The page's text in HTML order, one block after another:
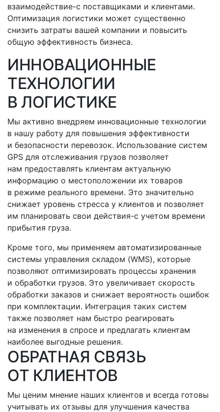
взаимодействие-с поставщиками и клиентами.
Оптимизация логистики может существенно
снизить затраты вашей компании и повысить
общую эффективность бизнеса.
ИННОВАЦИОННЫЕ
ТЕХНОЛОГИИ
В ЛОГИСТИКЕ
Мы активно внедряем инновационные технологии
в нашу работу для повышения эффективности
и безопасности перевозок. Использование систем
GPS для отслеживания грузов позволяет
нам предоставлять клиентам актуальную
информацию о местоположении их товаров
в режиме реального времени. Это значительно
снижает уровень стресса у клиентов и позволяет
им планировать свои действия-с учетом времени
прибытия груза.
Кроме того, мы применяем автоматизированные
системы управления складом (WMS), которые
позволяют оптимизировать процессы хранения
и обработки грузов. Это увеличивает скорость
обработки заказов и снижает вероятность ошибок
при комплектации. Интеграция таких систем
также позволяет нам быстро реагировать
на изменения в спросе и предлагать клиентам
наиболее выгодные решения.
ОБРАТНАЯ СВЯЗЬ
ОТ КЛИЕНТОВ
Мы ценим мнение наших клиентов и всегда готовы
учитывать их отзывы для улучшения качества